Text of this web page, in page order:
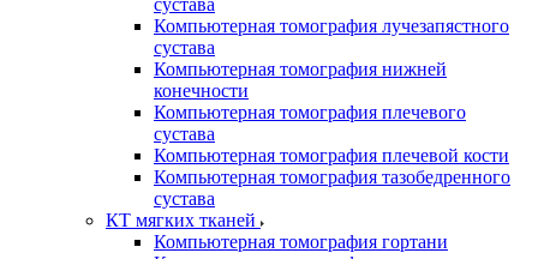
сустава
Компьютерная томография лучезапястного
сустава
Компьютерная томография нижней
конечности
Компьютерная томография плечевого
сустава
Компьютерная томография плечевой кости
Компьютерная томография тазобедренного
сустава
КТ мягких тканей
Компьютерная томография гортани